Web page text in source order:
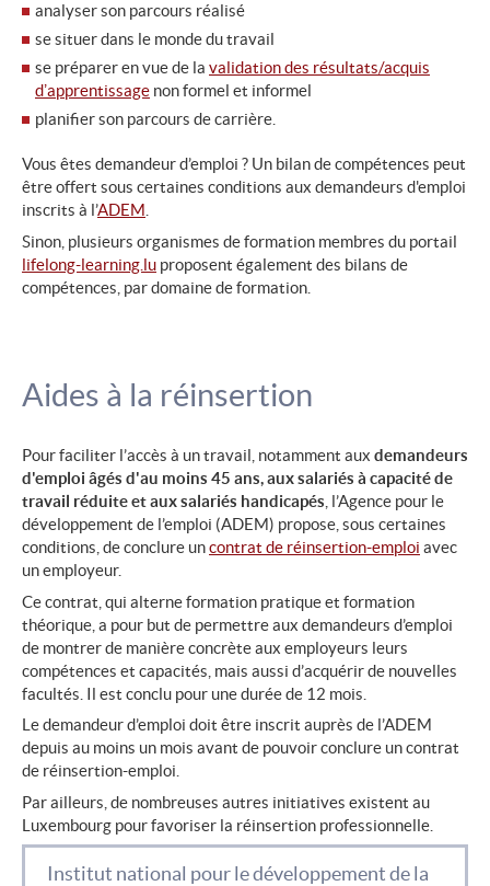
analyser son parcours réalisé
se situer dans le monde du travail
se préparer en vue de la validation des résultats/acquis
dʼapprentissage non formel et informel
planifier son parcours de carrière.
Vous êtes demandeur d’emploi ? Un bilan de compétences peut
être offert sous certaines conditions aux demandeurs d'emploi
inscrits à l’ADEM
Sinon, plusieurs organismes de formation membres du portail
lifelong-learning.lu proposent également des bilans de
compétences, par domaine de formation.
Aides à la réinsertion
Pour faciliter l’accès à un travail, notamment aux demandeurs
d'emploi âgés d'au moins 45 ans, aux salariés à capacité de
travail réduite et aux salariés handicapés , l’Agence pour le
développement de l’emploi (ADEM) propose, sous certaines
conditions, de conclure uncontrat de réinsertion-emploi avec
un employeur.
Ce contrat, qui alterne formation pratique et formation
théorique, a pour but de permettre aux demandeurs d’emploi
de montrer de manière concrète aux employeurs leurs
compétences et capacités, mais aussi d’acquérir de nouvelles
facultés. Il est conclu pour une durée de 12 mois.
Le demandeur d’emploi doit être inscrit auprès de l’ADEM
depuis au moins un mois avant de pouvoir conclure un contrat
de réinsertion-emploi.
Par ailleurs, de nombreuses autres initiatives existent au
Luxembourg pour favoriser la réinsertion professionnelle.
Institut national pour le développement de la